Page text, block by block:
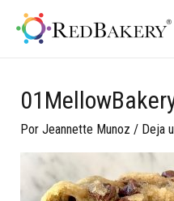
PorJeannette Munoz / Deja